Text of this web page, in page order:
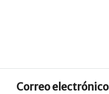
Correo electrónico